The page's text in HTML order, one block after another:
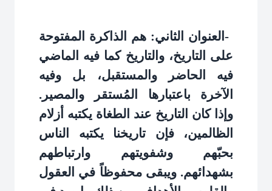
- العنوان الثاني: هم الذاكرة المفتوحة
على التاريخ، والتاريخ كما فيه الماضي
فيه الحاضر والمستقبل، بل وفيه
الآخرة باعتبارها المُستقر والمصير.
وإذا كان التاريخ عند الطغاة يكتبه أزلام
الظالمين، فإن تاريخنا يكتبه الناس
بحبّهم وشفويتهم وارتباطهم
بشهدائهم. ويبقى محفوظاً في العقول